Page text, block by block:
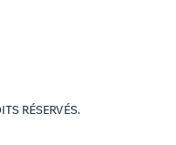
RÉSERVÉS.